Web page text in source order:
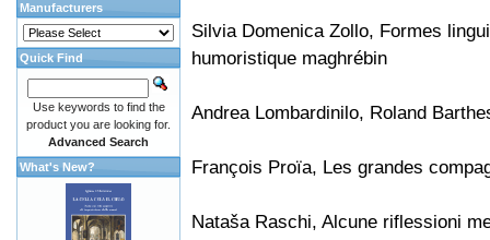
Silvia Domenica Zollo, Formes
humoristique maghrébin
Andrea Lombardinilo, Roland
François Proïa, Les grandes
Nataša Raschi, Alcune riflessioni
Manufacturers
Quick Find
Use keywords to find the
product you are looking for.
Advanced Search
What's New?